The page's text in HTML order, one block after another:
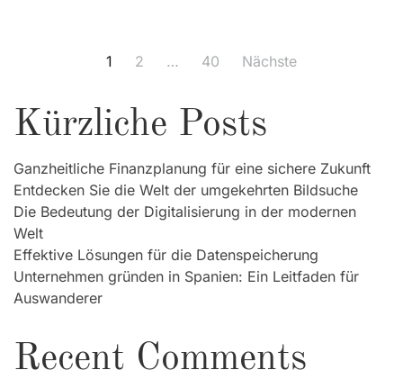
Seitennummerierung
der
Beiträge
1 2 … 40 Nächste
Kürzliche Posts
Ganzheitliche Finanzplanung für eine sichere Zukunft
Entdecken Sie die Welt der umgekehrten Bildsuche
Die Bedeutung der Digitalisierung in der modernen
Welt
Effektive Lösungen für die Datenspeicherung
Unternehmen gründen in Spanien: Ein Leitfaden für
Auswanderer
Recent Comments